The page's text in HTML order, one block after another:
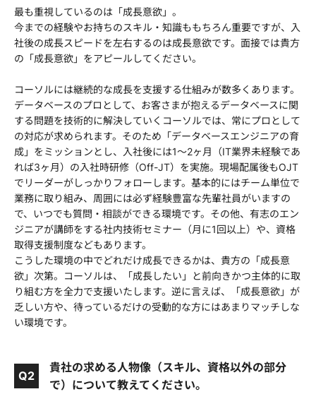
最も重視しているのは「成長意欲」。
今までの経験やお持ちのスキル・知識ももちろん重要ですが、入
社後の成長スピードを左右するのは成長意欲です。面接では貴方
の「成長意欲」をアピールしてください。
コーソルには継続的な成長を支援する仕組みが数多くあります。
データベースのプロとして、お客さまが抱えるデータベースに関
する問題を技術的に解決していくコーソルでは、常にプロとして
の対応が求められます。そのため「データベースエンジニアの育
成」をミッションとし、入社後には1～2ヶ月（IT業界未経験であ
れば3ヶ月）の入社時研修（Off-JT）を実施。現場配属後もOJT
でリーダーがしっかりフォローします。基本的にはチーム単位で
業務に取り組み、周囲には必ず経験豊富な先輩社員がいますの
で、いつでも質問・相談ができる環境です。その他、有志のエン
ジニアが講師をする社内技術セミナー（月に1回以上）や、資格
取得支援制度などもあります。
こうした環境の中でどれだけ成長できるかは、貴方の「成長意
欲」次第。コーソルは、「成長したい」と前向きかつ主体的に取
り組む方を全力で支援いたします。逆に言えば、「成長意欲」が
乏しい方や、待っているだけの受動的な方にはあまりマッチしな
い環境です。
Q2
貴社の求める人物像（スキル、資格以外の部分
で）について教えてください。